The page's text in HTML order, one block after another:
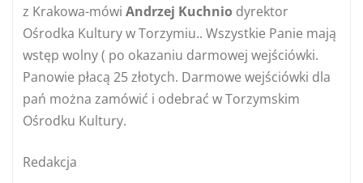
z Krakowa-mówi Andrzej Kuchnio dyrektor
Ośrodka Kultury w Torzymiu.. Wszystkie Panie mają
wstęp wolny ( po okazaniu darmowej wejściówki.
Panowie płacą 25 złotych. Darmowe wejściówki dla
pań można zamówić i odebrać w Torzymskim
Ośrodku Kultury.
Redakcja